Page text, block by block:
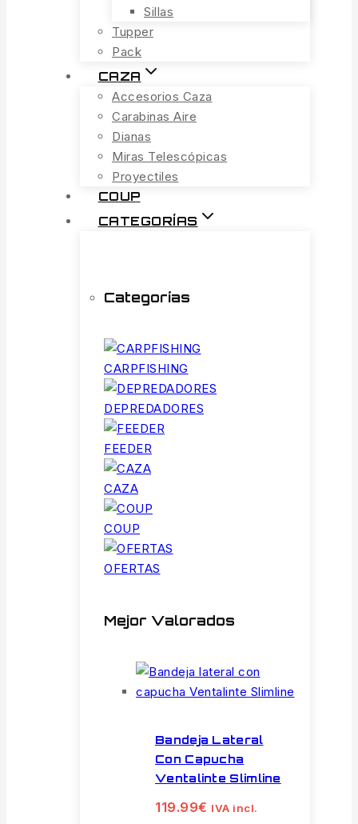
Sillas
Tupper
Pack
CAZA
Accesorios Caza
Carabinas Aire
Dianas
Miras Telescópicas
Proyectiles
COUP
CATEGORÍAS
Categorías
CARPFISHING
DEPREDADORES
FEEDER
CAZA
COUP
OFERTAS
Mejor Valorados
Bandeja Lateral
Con Capucha
Ventalinte Slimline
119.99€ IVA incl.